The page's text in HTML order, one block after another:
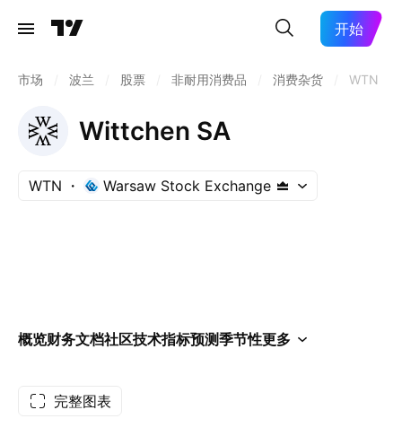
开始
市场 波兰 股票 非耐用消费品 消费杂货 WTN
Wittchen SA
WTN Warsaw Stock Exchange
概览财务文档社区技术指标预测季节性更多
完整图表